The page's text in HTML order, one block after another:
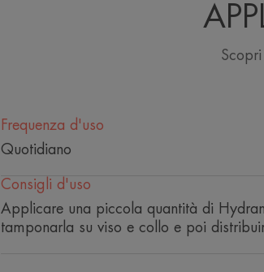
•
Frequenza d'uso
Quotidiano
Consigli d'uso
Applicare una piccola quantità di
tamponarla su viso e collo e poi